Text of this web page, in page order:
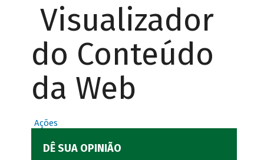
Visualizador
do Conteúdo
da Web
Ações
DÊ SUA OPINIÃO